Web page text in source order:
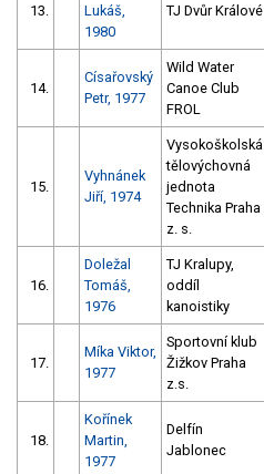
13.
Lukáš,
1980
TJ Dvůr Králové
14.
Císařovský
Petr, 1977
Wild Water
Canoe Club
FROL
15.
Vyhnánek
Jiří, 1974
Vysokoškolská
tělovýchovná
jednota
Technika Praha
z. s.
16.
Doležal
Tomáš,
1976
TJ Kralupy,
oddíl
kanoistiky
17.
Míka Viktor,
1977
Sportovní klub
Žižkov Praha
z.s.
18.
Kořínek
Martin,
1977
Delfín
Jablonec